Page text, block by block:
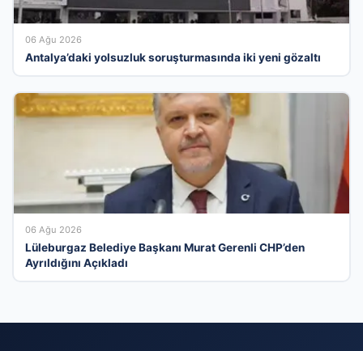
06 Ağu 2026
Antalya’daki yolsuzluk soruşturmasında iki yeni gözaltı
06 Ağu 2026
Lüleburgaz Belediye Başkanı Murat Gerenli CHP’den
Ayrıldığını Açıkladı